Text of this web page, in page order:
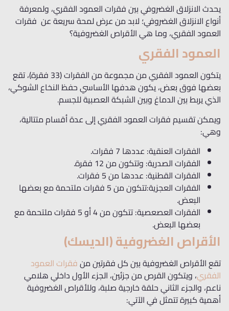
يحدث الانزلاق الغضروفي بين فقرات العمود الفقري، ولمعرفة
أنواع الانزلاق الغضروفي؛ لابد من عرض لمحة سريعة عن فقرات
العمود الفقري، وما هي الأقراص الغضروفية؟
العمود الفقري
يتكون العمود الفقري من مجموعة من الفقرات (33 فقرة)، تقع
بعضها فوق بعض، يكون هدفها الأساسي حفظ النخاع الشوكي،
الذي يربط بين الدماغ وبين الشبكة العصبية للجسم.
ويمكن تقسيم فقرات العمود الفقري إلى عدة أقسام متتالية،
وهي:
الفقرات العنقية: عددها 7 فقرات.
الفقرات الصدرية: وتتكون من 12 فقرة.
الفقرات القطنية: عددها من 5 فقرات.
الفقرات العجزية:تتكون من 5 فقرات ملتحمة مع بعضها
البعض.
الفقرات العصعصية: تتكون من 4 أو 5 فقرات ملتحمة مع
بعضها البعض.
الأقراص الغضروفية (الديسك)
تقع الأقراص الغضروفية بين كل فقرتين منفقرات العمود
الفقري، ويتكون القرص من جزئين، الجزء الأول داخلي هلامي
ناعم، والجزء الثاني حلقة خارجية صلبة، وللأقراص الغضروفية
أهمية كبيرة تتمثل في الآتي: